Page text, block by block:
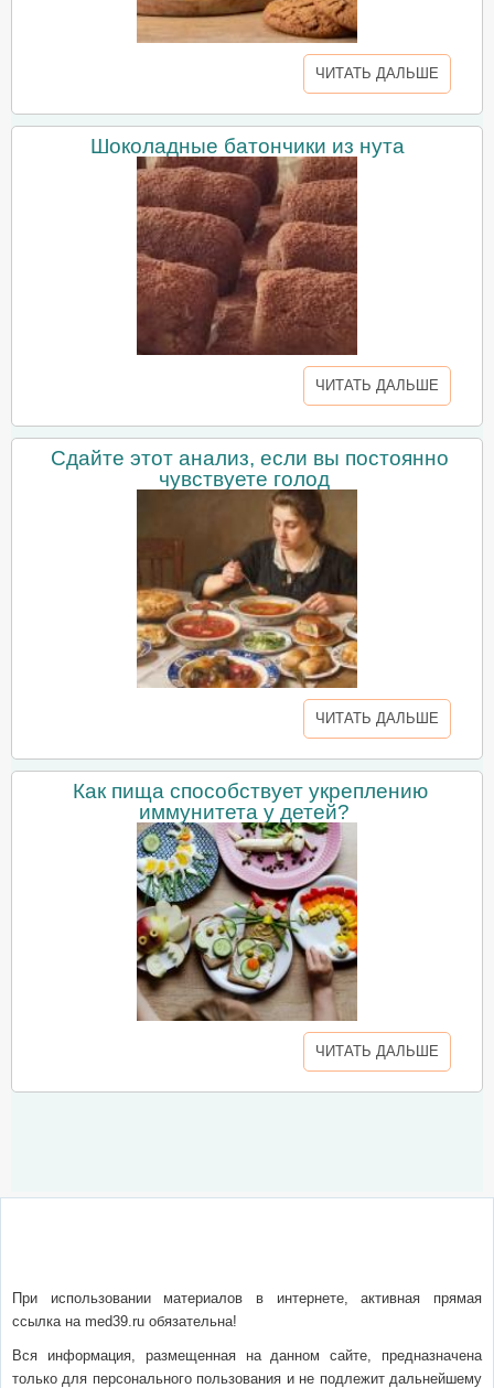
ЧИТАТЬ ДАЛЬШЕ
Шоколадные батончики из нута
ЧИТАТЬ ДАЛЬШЕ
Сдайте этот анализ, если вы постоянно
чувствуете голод
ЧИТАТЬ ДАЛЬШЕ
Как пища способствует укреплению
иммунитета у детей?
ЧИТАТЬ ДАЛЬШЕ
При использовании материалов в интернете, активная прямая
ссылка на med39.ru обязательна!
Вся информация, размещенная на данном сайте, предназначена
только для персонального пользования и не подлежит дальнейшему